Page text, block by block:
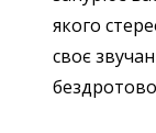
якого
своє